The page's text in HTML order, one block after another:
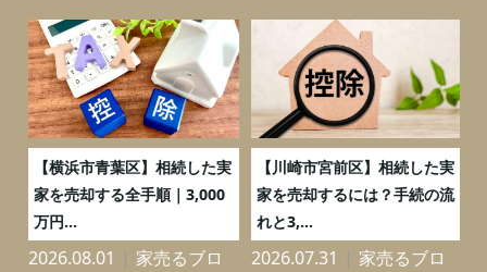
【横浜市青葉区】相続した実
家を売却する全手順｜3,000
万円...
2026.08.01
家売るブロ
【川崎市宮前区】相続した実
家を売却するには？手続の流
れと3,...
2026.07.31
家売るブロ